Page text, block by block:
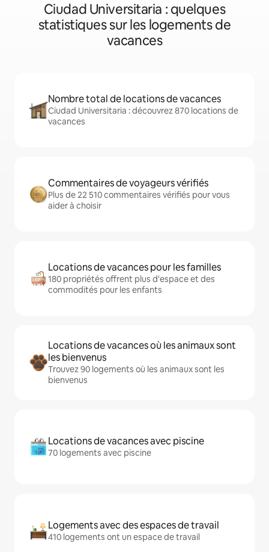
Ciudad Universitaria : quelques
statistiques sur les logements de
vacances
Nombre total de locations de vacances
Ciudad Universitaria : découvrez 870 locations de
vacances
Commentaires de voyageurs vérifiés
Plus de 22 510 commentaires vérifiés pour vous
aider à choisir
Locations de vacances pour les familles
180 propriétés offrent plus d'espace et des
commodités pour les enfants
Locations de vacances où les animaux sont
les bienvenus
Trouvez 90 logements où les animaux sont les
bienvenus
Locations de vacances avec piscine
70 logements avec piscine
Logements avec des espaces de travail
410 logements ont un espace de travail